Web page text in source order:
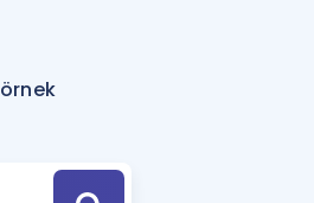
Hesaplama Aracı
için Öneriler
Tek Takvimde